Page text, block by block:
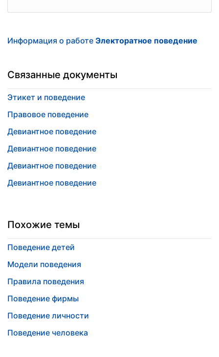
Информация о работе Электоратное поведение
Связанные документы
Этикет и поведение
Правовое поведение
Девиантное поведение
Девиантное поведение
Девиантное поведение
Девиантное поведение
Похожие темы
Поведение детей
Модели поведения
Правила поведения
Поведение фирмы
Поведение личности
Поведение человека